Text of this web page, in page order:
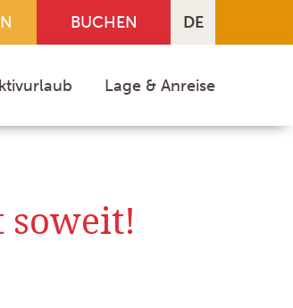
BUCHEN DE
Lage & Anreise
soweit!